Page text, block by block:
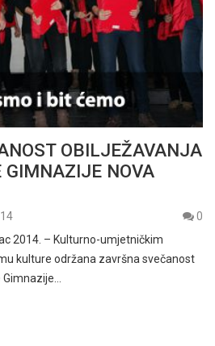
OBILJEŽAVANJA
GIMNAZIJE NOVA
0
2014. – Kulturno-umjetničkim
kulture održana završna svečanost